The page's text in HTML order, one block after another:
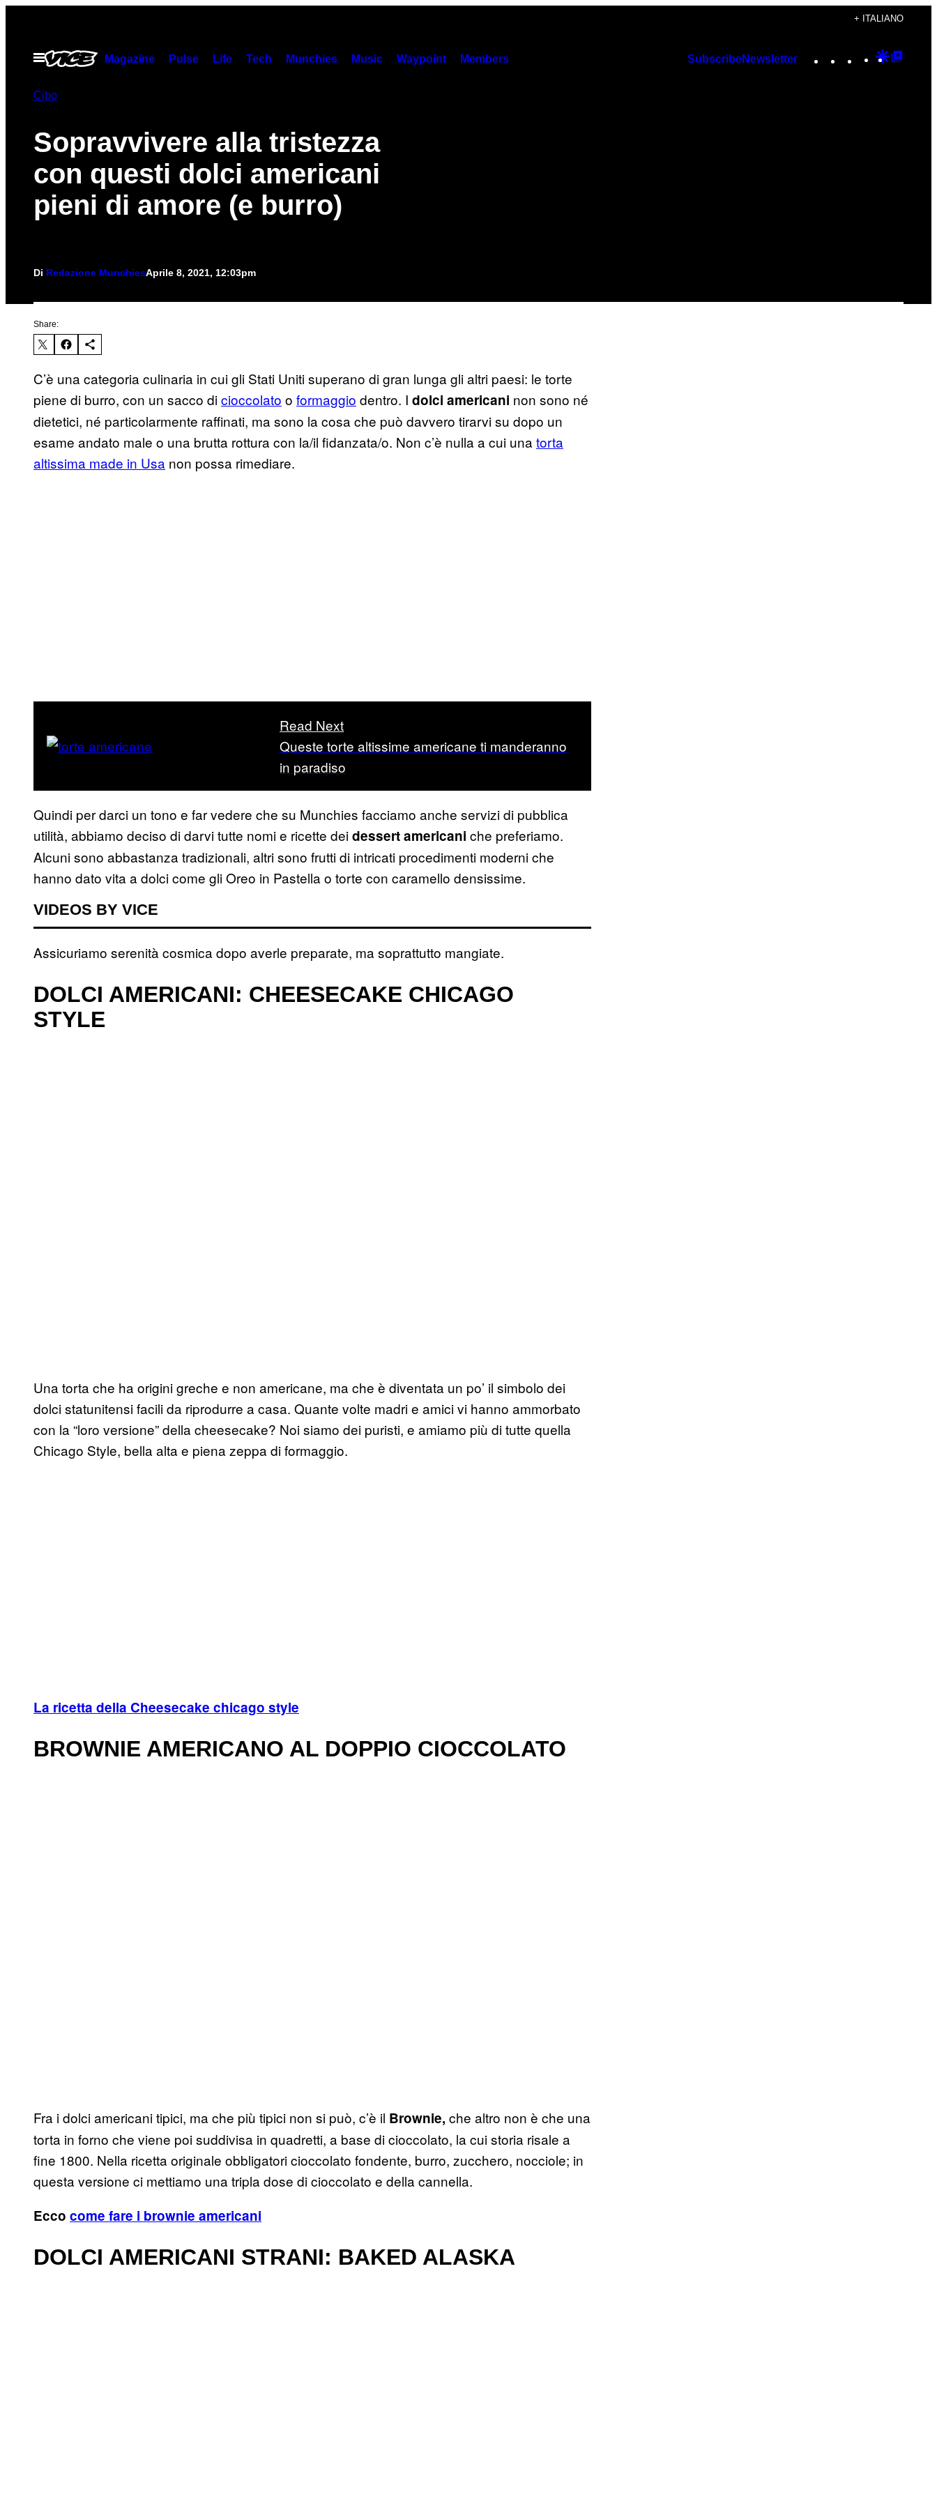
contenuto
+ ITALIANO
Apri
Magazine Pulse Life Tech Munchies Music Waypoint Members SubscribeNewsletter Instagram
TikTok
YouTube
Google
Cibo
Sopravvivere alla tristezza
con questi dolci americani
pieni di amore (e burro)
Di Redazione MunchiesAprile 8, 2021, 12:03pm
Share:
C’è una categoria culinaria in cui gli Stati Uniti superano di gran lunga gli altri paesi: le torte
piene di burro, con un sacco dicioccolato o formaggio dentro. I dolci americani non sono né
dietetici, né particolarmente raffinati, ma sono la cosa che può davvero tirarvi su dopo un
esame andato male o una brutta rottura con la/il fidanzata/o. Non c’è nulla a cui una torta
altissima made in Usa non possa rimediare.
Read Next
Queste torte altissime americane ti manderanno
in paradiso
Quindi per darci un tono e far vedere che su Munchies facciamo anche servizi di pubblica
utilità, abbiamo deciso di darvi tutte nomi e ricette deidessert americani che preferiamo.
Alcuni sono abbastanza tradizionali, altri sono frutti di intricati procedimenti moderni che
hanno dato vita a dolci come gli Oreo in Pastella o torte con caramello densissime.
VIDEOS BY VICE
Assicuriamo serenità cosmica dopo averle preparate, ma soprattutto mangiate.
DOLCI AMERICANI: CHEESECAKE CHICAGO
STYLE
Una torta che ha origini greche e non americane, ma che è diventata un po’ il simbolo dei
dolci statunitensi facili da riprodurre a casa. Quante volte madri e amici vi hanno ammorbato
con la “loro versione” della cheesecake? Noi siamo dei puristi, e amiamo più di tutte quella
Chicago Style, bella alta e piena zeppa di formaggio.
La ricetta della Cheesecake chicago style
BROWNIE AMERICANO AL DOPPIO CIOCCOLATO
Fra i dolci americani tipici, ma che più tipici non si può, c’è il Brownie, che altro non è che una
torta in forno che viene poi suddivisa in quadretti, a base di cioccolato, la cui storia risale a
fine 1800. Nella ricetta originale obbligatori cioccolato fondente, burro, zucchero, nocciole; in
questa versione ci mettiamo una tripla dose di cioccolato e della cannella.
Ecco come fare i brownie americani
DOLCI AMERICANI STRANI: BAKED ALASKA